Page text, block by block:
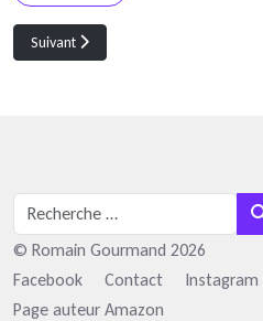
Article suivant : Conférence SFERE
Suivant
Rechercher
© Romain Gourmand 2026
Facebook
Contact Instagram
Page auteur Amazon